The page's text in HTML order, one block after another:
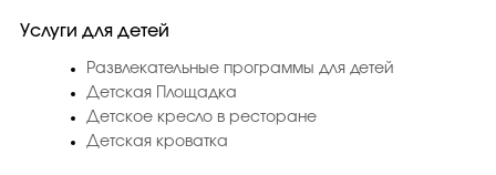
Услуги для детей
Развлекательные программы для детей
Детская Площадка
Детское кресло в ресторане
Детская кроватка